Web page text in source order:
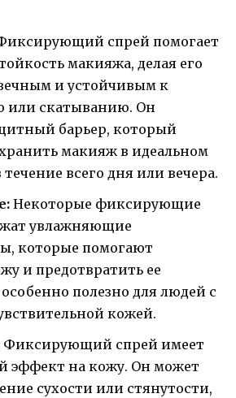
спрей помогает
макияжа, делая его
и устойчивым к
или скатыванию. Он
барьер, который
макияж в идеальном
всего дня или вечера.
Некоторые фиксирующие
увлажняющие
которые помогают
и предотвратить ее
особенно полезно для людей с
кожей.
Фиксирующий спрей имеет
эффект на кожу. Он может
сухости или стянутости,